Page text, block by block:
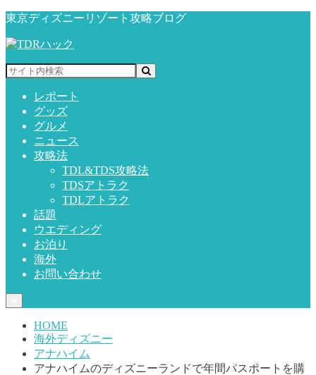
東京ディズニーリゾート攻略ブログ
レポート
グッズ
グルメ
ニュース
攻略法
TDL&TDS攻略法
TDSアトラク
TDLアトラク
話題
ウエディング
お泊り
海外
お問い合わせ
HOME
海外ディズニー
アナハイム
アナハイムのディズニーランドで年間パスポートを購